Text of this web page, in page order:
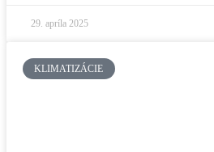
29. apríla 2025
KLIMATIZÁCIE